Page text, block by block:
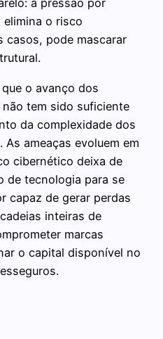
a pressão por
o risco
casos, pode mascarar
o avanço dos
tem sido suficiente
da complexidade dos
ameaças evoluem em
cibernético deixa de
de tecnologia para se
capaz de gerar perdas
inteiras de
marcas
o capital disponível no